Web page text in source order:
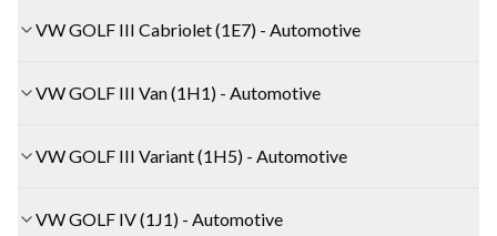
VW GOLF III Cabriolet (1E7) - Automotive
VW GOLF III Van (1H1) - Automotive
VW GOLF III Variant (1H5) - Automotive
VW GOLF IV (1J1) - Automotive